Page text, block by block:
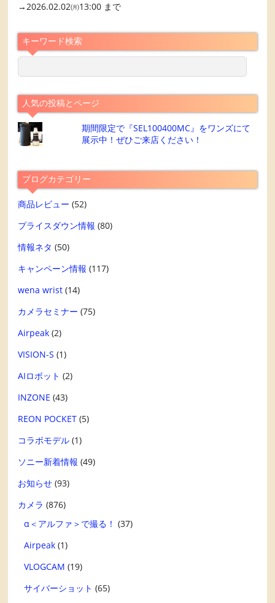
→2026.02.02㈪13:00 まで
キーワード検索
人気の投稿とページ
期間限定で『SEL100400MC』をワンズにて
展示中！ぜひご来店ください！
ブログカテゴリー
商品レビュー (52)
プライスダウン情報 (80)
情報ネタ (50)
キャンペーン情報 (117)
wena wrist (14)
カメラセミナー (75)
Airpeak (2)
VISION-S (1)
AIロボット (2)
INZONE (43)
REON POCKET (5)
コラボモデル (1)
ソニー新着情報 (49)
お知らせ (93)
カメラ (876)
α＜アルファ＞で撮る！ (37)
Airpeak (1)
VLOGCAM (19)
サイバーショット (65)